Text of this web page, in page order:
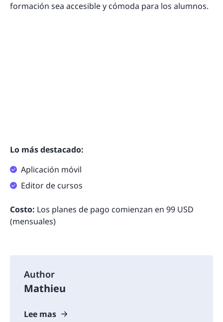
formación sea accesible y cómoda para los alumnos.
Lo más destacado:
Aplicación móvil
Editor de cursos
Costo: Los planes de pago comienzan en 99 USD
(mensuales)
Author
Mathieu
Lee mas